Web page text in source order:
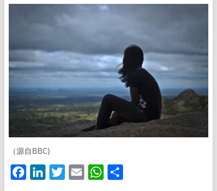
（源自BBC)
Facebook
LinkedIn
Twitter
EmailWhatsApp
分